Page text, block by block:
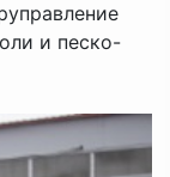
и песко-